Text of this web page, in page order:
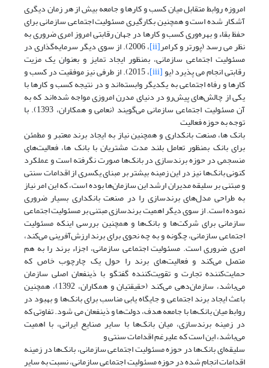
امروزه روابط متقابل میان کسب و کارها و جامعه بیش از هر زمان دیگری
آشکار شده است و همچنین بکارگیری مسئولیت اجتماعی سازمانی برای
حفظ بقاء و بهره‌وری کسب و کارها در جهان رقابتی امروز امری ضروری به
نظر می رسد (پورتر و کرامر[ii] ، 2006). از سوی دیگر سرمایه‌گذاری در
مسئولیت اجتماعی سازمانی، بمنظور ایجاد تمایز و بعنوان یک مزیت
رقابتی انجام می پذیرد (یو[iii] ، 2015). از طرفی نیز موفقیت در کسب و
کارها و رفاه اجتماعی به یکدیگر وابسته‌اند و در نتیجه کسب و کارها با
یکی از چالش‌های پیش‌رو در دنیای مدرن امروزی مواجه شده‌‌اند که به
آن مسئولیت اجتماعی سازمانی می‌گویند (نعامی و همکاران، 1393). با
توجه به حوزه فعالیت
بانک ها، صنعت بانکداری و همچنین نیاز به ایجاد برند معتبر و مطمئن
برای بانک بمنظور تعامل بلند مدت مشتریان با بانک ها، فعالیت‌های
منسجمی در حوزه برندسازی در بانک‌ها صورت نگرفته است و عملکرد
کنونی بانک‌ها نیز در این زمینه بیشتر بر مبنای یکسری از اقدامات سنتی
و مبتنی بر سلیقه مدیران ارشد این سازمان‌ها بوده است، که این امر نیاز
به طراحی مدل‌های برندسازی را در صنعت بانکداری بسیار ضروری
نموده است. از سوی دیگر اهمیت برندسازی مبتنی بر مسئولیت اجتماعی
سازمانی برای شرکت‌ها و بانک‌ها و همچنین بررسی اینکه مسئولیت
اجتماعی سازمانی، چگونه و به چه نحوی برای برند ارزش‌آفرینی می‌کند،
امری ضروری است. مسئولیت اجتماعی سازمانی، اجزاء برند را به هم
متصل می‌کند و فعالیت‌های برند را حول یک چارچوب خاص که
حمایت‌کننده تجارت‌ و تقویت‌کننده گفتگو با ذینفعان اصلی سازمان
می‌باشد، سازمان‌دهی می‌کند (حقیقتیان و همکاران، 1392)، همچنین
باعث ایجاد برند اجتماعی و جایگاه یابی مناسب برای بانک‌ها و بهبود در
روابط میان بانک‌ها با جامعه هدف، دولت‌ها و ذینفعان می شود. تفاوتی که
در زمینه برندسازی، میان بانک‌ها با سایر صنایع ایرانی، با اهمیت
می‌باشد، این است که علیرغم اقدامات سنتی و
سلیقه‌ای بانک‌ها در حوزه مسئولیت اجتماعی سازمانی، بانک‌ها در زمینه
اقدامات انجام شده در حوزه مسئولیت اجتماعی سازمانی، نسبت به سایر